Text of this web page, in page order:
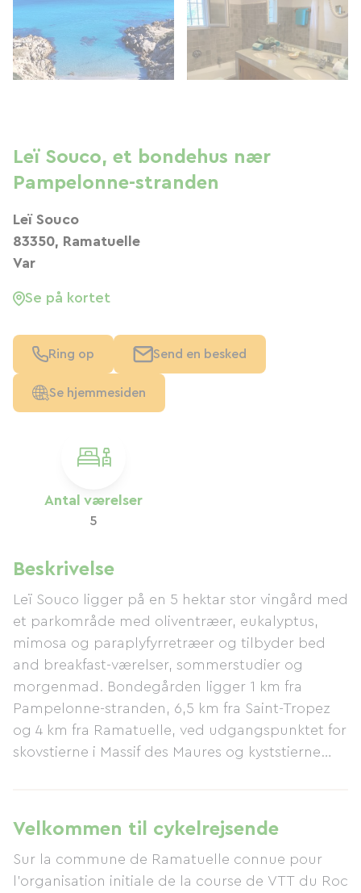
Antal værelser
5
Beskrivelse
Leï Souco ligger på en 5 hektar stor vingård med
et parkområde med oliventræer, eukalyptus,
mimosa og paraplyfyrretræer og tilbyder bed
and breakfast-værelser, sommerstudier og
morgenmad. Bondegården ligger 1 km fra
Pampelonne-stranden, 6,5 km fra Saint-Tropez
og 4 km fra Ramatuelle, ved udgangspunktet for
skovstierne i Massif des Maures og kyststierne
med soldæk, petanquebane, Wi-Fi og vaskeri er
tilgængelige for gæsterne. Ejendommen er fuldt
indhegnet. Hvis du ønsker at spise på din private
terrasse under blåregnen, ligger et supermarked
Velkommen til cykelrejsende
Sur la commune de Ramatuelle connue pour
l'organisation initiale de la course de VTT du Roc
Leï Souco, et bondehus nær
Pampelonne-stranden
Leï Souco
83350, Ramatuelle
Var
Se på kortet
Ring op Send en besked
Se hjemmesiden